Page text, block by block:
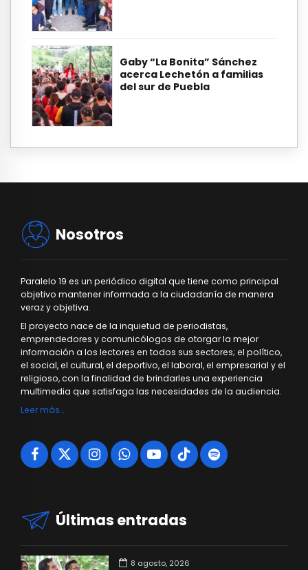
Gaby “La Bonita” Sánchez
acerca Lechetón a familias
del sur de Puebla
Nosotros
Paralelo 19 es un periódico digital que tiene como principal
objetivo mantener informada a la ciudadanía de manera
veraz y objetiva.
El proyecto nace de la inquietud de periodistas,
emprendedores y comunicólogos de otorgar la mejor
información a los lectores en todos sus sectores; el político,
el social, el cultural, el deportivo, el laboral, el empresarial y el
religioso, con la finalidad de brindarles una experiencia
multimedia que satisfaga las necesidades de la audiencia.
Leer más…
Últimas entradas
8 agosto, 2026